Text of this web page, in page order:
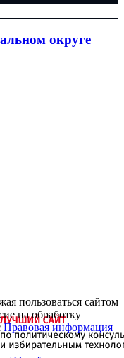
округе
пользоваться сайтом
на обработку
Правовая информация